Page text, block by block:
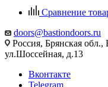
Сравнение
doors@bastiondoors.ru
Россия, Брянская
ул.Шоссейная, д.13
Вконтакте
Telegram